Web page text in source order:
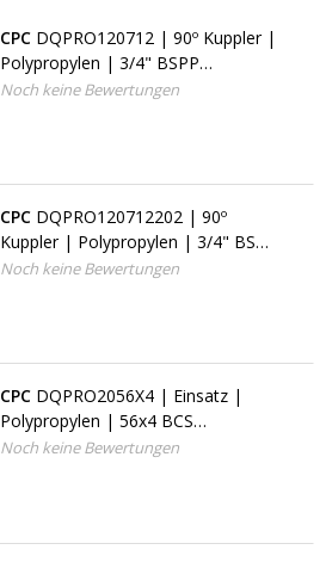
CPC DQPRO120712 | 90º Kuppler |
Polypropylen | 3/4" BSPP
Außengewinde
Noch keine Bewertungen
CPC DQPRO120712202 | 90º
Kuppler | Polypropylen | 3/4" BSPP
Außengewinde
Noch keine Bewertungen
CPC DQPRO2056X4 | Einsatz |
Polypropylen | 56x4 BCS
Metrisches Gewinde
Noch keine Bewertungen